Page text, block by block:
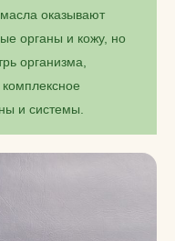
оказывают
органы и кожу, но
организма,
и системы.